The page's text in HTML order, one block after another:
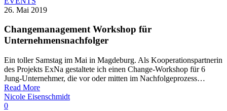
26. Mai 2019
Changemanagement Workshop für
Unternehmensnachfolger
Ein toller Samstag im Mai in Magdeburg. Als Kooperationspartnerin
des Projekts ExNa gestaltete ich einen Change-Workshop für 6
Jung-Unternehmer, die vor oder mitten im Nachfolgeprozess…
Read More
Nicole Eisenschmidt
0